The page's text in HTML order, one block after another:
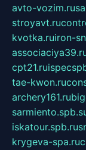
avto-vozim.ru
stroyavt.ru
kvotka.ruiron-
cpt21.ru
tae-kwon.ru
archery161.ru
iskatour.spb.ru
krygeva-spa.ru